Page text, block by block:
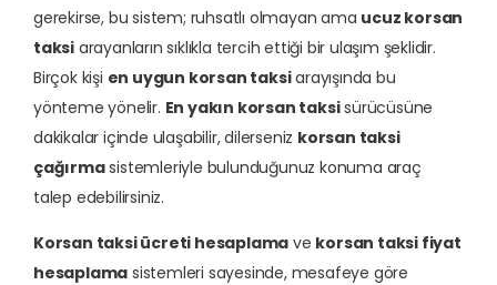
gerekirse, bu sistem; ruhsatlı olmayan ama ucuz korsan
taksi arayanların sıklıkla tercih ettiği bir ulaşım şeklidir.
Birçok kişi en uygun korsan taksiarayışında bu
yönteme yönelir. En yakın korsan taksisürücüsüne
dakikalar içinde ulaşabilir, dilerseniz korsan taksi
çağırmasistemleriyle bulunduğunuz konuma araç
talep edebilirsiniz.
Korsan taksi ücreti hesaplama ve korsan taksi fiyat
hesaplama sistemleri sayesinde, mesafeye göre